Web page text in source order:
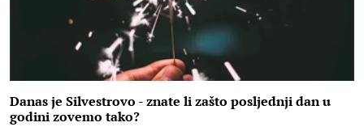
Danas je Silvestrovo - znate li zašto posljednji dan u
godini zovemo tako?